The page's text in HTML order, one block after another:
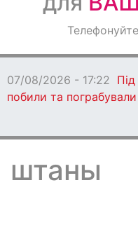
Оголошення
07/08/2026 - 17:22
побили та пограбували
штаны